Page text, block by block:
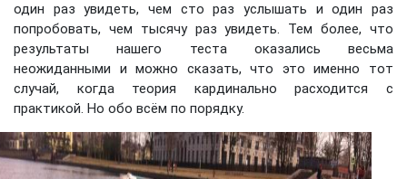
один раз увидеть, чем сто раз услышать и один раз
попробовать, чем тысячу раз увидеть. Тем более, что
результаты нашего теста оказались весьма
неожиданными и можно сказать, что это именно тот
случай, когда теория кардинально расходится с
практикой. Но обо всём по порядку.